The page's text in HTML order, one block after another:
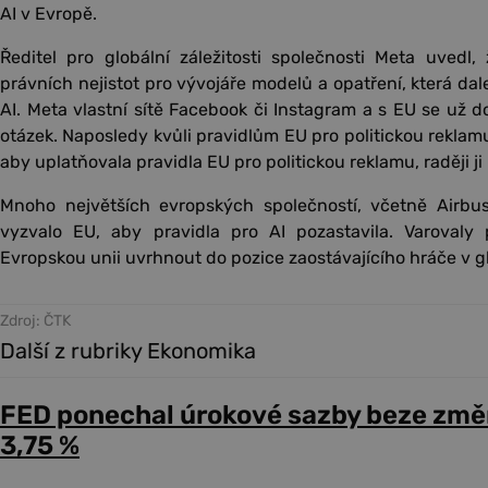
AI v Evropě.
Ředitel pro globální záležitosti společnosti Meta
právních nejistot pro vývojáře modelů a opatření, která
AI. Meta vlastní sítě Facebook či Instagram a s EU se už
otázek. Naposledy kvůli pravidlům EU pro politickou
aby uplatňovala pravidla EU pro politickou reklamu, raději
Mnoho největších evropských společností, včetně
vyzvalo EU, aby pravidla pro AI pozastavila.
Evropskou unii uvrhnout do pozice zaostávajícího hráče v
Zdroj: ČTK
Další z rubriky Ekonomika
FED ponechal úrokové sazby beze
3,75 %